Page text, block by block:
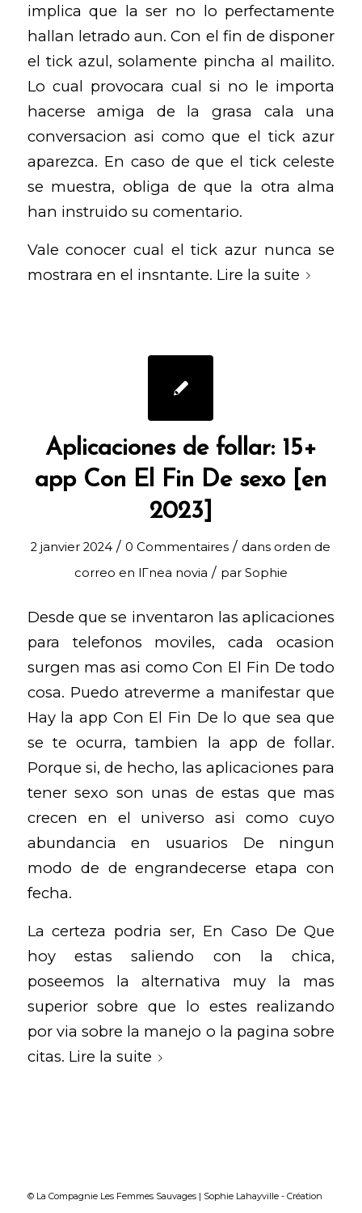
implica que la ser no lo perfectamente
hallan letrado aun. Con el fin de disponer
el tick azul, solamente pincha al mailito.
Lo cual provocara cual si no le importa
hacerse amiga de la grasa cala una
conversacion asi­ como que el tick azur
aparezca. En caso de que el tick celeste
se muestra, obliga de que la otra alma
han instruido su comentario.
Vale conocer cual el tick azur nunca se
mostrara en el insntante. Lire la suite
Aplicaciones de follar: 15+
app Con El Fin De sexo [en
2023]
2 janvier 2024 / 0 Commentaires / dans orden de
correo en lГ­nea novia / par Sophie
Desde que se inventaron las aplicaciones
para telefonos moviles, cada ocasion
surgen mas asi como Con El Fin De todo
cosa. Puedo atreverme a manifestar que
Hay la app Con El Fin De lo que sea que
se te ocurra, tambien la app de follar.
Porque si, de hecho, las aplicaciones para
tener sexo son unas de estas que mas
crecen en el universo asi­ como cuyo
abundancia en usuarios De ningun
modo de de engrandecerse etapa con
fecha.
La certeza podri­a ser, En Caso De Que
hoy estas saliendo con la chica,
poseemos la alternativa muy la mas
superior sobre que lo estes realizando
por via sobre la manejo o la pagina sobre
citas. Lire la suite
© La Compagnie Les Femmes Sauvages | Sophie Lahayville - Création